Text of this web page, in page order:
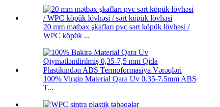
20 mm mətbəx şkafları pvc sərt köpük lövhəsi /
WPC köpük ...
100% Virgin Material Qara Uv 0.35-7.5mm ABS
T...